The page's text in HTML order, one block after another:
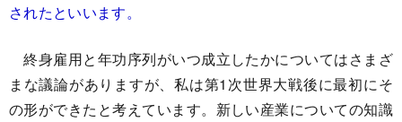
されたといいます。
終身雇用と年功序列がいつ成立したかについてはさまざ
まな議論がありますが、私は第1次世界大戦後に最初にそ
の形ができたと考えています。新しい産業についての知識